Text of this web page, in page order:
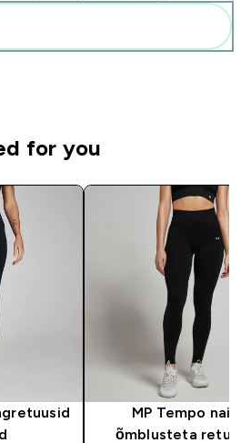
for you
MP Tempo
õmblusteta